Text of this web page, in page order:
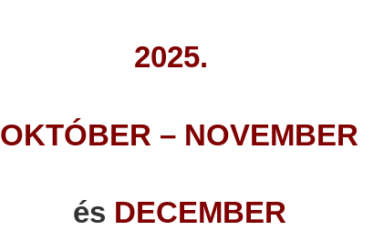
2025.
OKTÓBER – NOVEMBER
és DECEMBER